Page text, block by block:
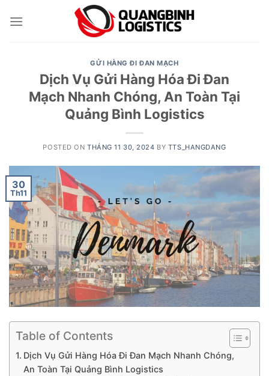
GỬI HÀNG ĐI ĐAN MẠCH
Dịch Vụ Gửi Hàng Hóa Đi Đan
Mạch Nhanh Chóng, An Toàn Tại
Quảng Bình Logistics
POSTED ONTHÁNG 11 30, 2024 BY TTS_HANGDANG
30
Th11
Table of Contents
Dịch Vụ Gửi Hàng Hóa Đi Đan Mạch Nhanh Chóng,
An Toàn Tại Quảng Bình Logistics